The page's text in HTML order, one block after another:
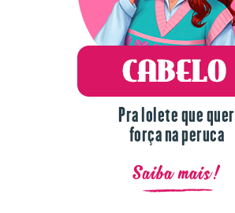
Pra lolete que quer
força na peruca
Saiba mais!